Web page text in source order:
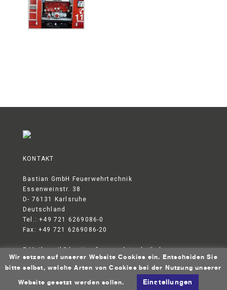
KONTAKT
Bastian GmbH Feuerwehrtechnik
Essenweinstr. 38
D- 76131 Karlsruhe
Deutschland
Tel.: +49 721 6269086-0
Fax: +49 721 6269086-20
E-Mail:mail@bastian-feuerwehrtechnik.de
DATENSCHUTZERKLÄRUNG AGB IMPRESSUM
© 2026 Bastian GmbH Feuerwehrtechnik
Wir setzen auf unserer Website Cookies ein. Entscheiden Sie
bitte selbst, welche Arten von Cookies bei der Nutzung unserer
Website gesetzt werden sollen.
Einstellungen